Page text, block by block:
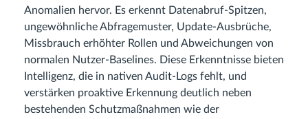
Anomalien hervor. Es erkennt Datenabruf-Spitzen,
ungewöhnliche Abfragemuster, Update-Ausbrüche,
Missbrauch erhöhter Rollen und Abweichungen von
normalen Nutzer-Baselines. Diese Erkenntnisse bieten
Intelligenz, die in nativen Audit-Logs fehlt, und
verstärken proaktive Erkennung deutlich neben
bestehenden Schutzmaßnahmen wie der